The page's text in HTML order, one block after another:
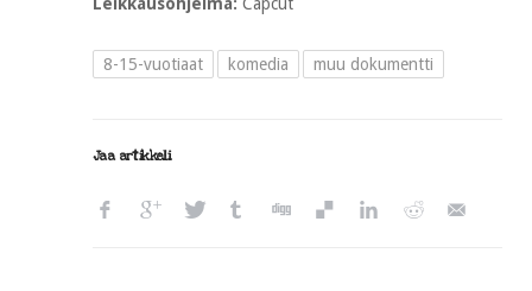
8-15-vuotiaat komedia muu dokumentti
Jaa artikkeli